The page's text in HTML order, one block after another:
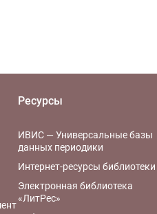
Ресурсы
ИВИС — Универсальные базы
данных периодики
Интернет-ресурсы библиотеки
Электронная библиотека
«ЛитРес»